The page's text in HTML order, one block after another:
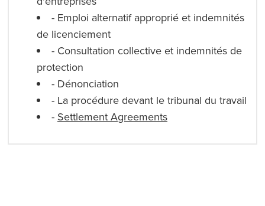
- Emploi alternatif approprié et indemnités
de licenciement
- Consultation collective et indemnités de
protection
- Dénonciation
- La procédure devant le tribunal du travail
- Settlement Agreements